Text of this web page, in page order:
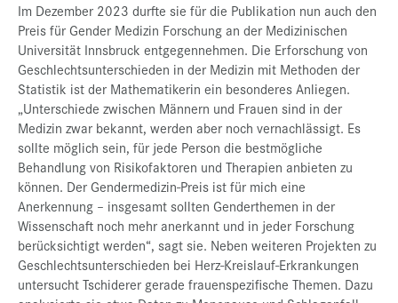
Im Dezember 2023 durfte sie für die Publikation nun auch den
Preis für Gender Medizin Forschung an der Medizinischen
Universität Innsbruck entgegennehmen. Die Erforschung von
Geschlechtsunterschieden in der Medizin mit Methoden der
Statistik ist der Mathematikerin ein besonderes Anliegen.
„Unterschiede zwischen Männern und Frauen sind in der
Medizin zwar bekannt, werden aber noch vernachlässigt. Es
sollte möglich sein, für jede Person die bestmögliche
Behandlung von Risikofaktoren und Therapien anbieten zu
können. Der Gendermedizin-Preis ist für mich eine
Anerkennung – insgesamt sollten Genderthemen in der
Wissenschaft noch mehr anerkannt und in jeder Forschung
berücksichtigt werden“, sagt sie. Neben weiteren Projekten zu
Geschlechtsunterschieden bei Herz-Kreislauf-Erkrankungen
untersucht Tschiderer gerade frauenspezifische Themen. Dazu